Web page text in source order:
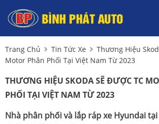
Trang Chủ Tin Tức Xe
Thương Hiệu
Motor Phân Phối Tại Việt Nam Từ 2023
THƯƠNG HIỆU SKODA SẼ ĐƯỢC TC
PHỐI TẠI VIỆT NAM TỪ 2023
Nhà phân phối và lắp ráp xe Hyundai